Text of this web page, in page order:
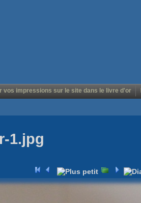
vos impressions sur le site dans le livre d'or
1.jpg